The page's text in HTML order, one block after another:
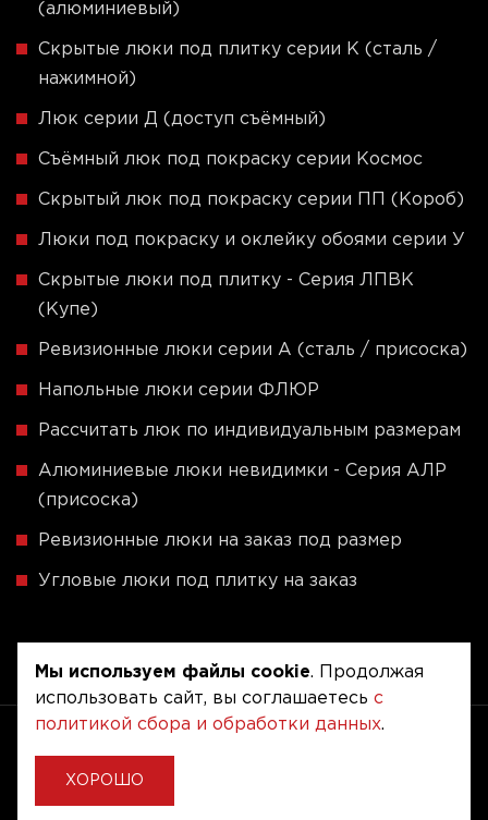
(алюминиевый)
Скрытые люки под плитку серии K (сталь /
нажимной)
Люк серии Д (доступ съёмный)
Съёмный люк под покраску серии Космос
Скрытый люк под покраску серии ПП (Короб)
Люки под покраску и оклейку обоями серии У
Скрытые люки под плитку - Серия ЛПВК
(Купе)
Ревизионные люки серии A (сталь / присоска)
Напольные люки серии ФЛЮР
Рассчитать люк по индивидуальным размерам
Алюминиевые люки невидимки - Серия АЛР
(присоска)
Ревизионные люки на заказ под размер
Угловые люки под плитку на заказ
Copyright © 2020 - 2026. Люкер, ревизионные
сантехнические люки.
Разработка и продвижение -
Мы используем файлы cookie. Продолжая
использовать сайт, вы соглашаетесь с
политикой сбора и обработки данных.
ХОРОШО